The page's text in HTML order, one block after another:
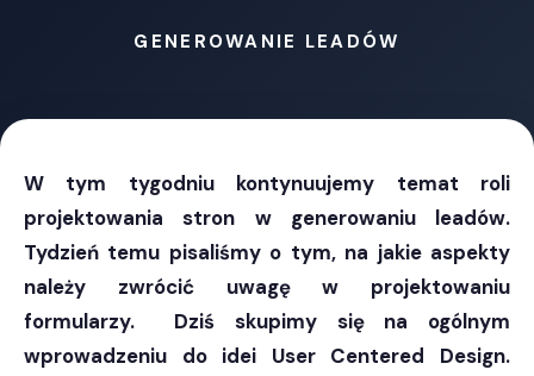
GENEROWANIE LEADÓW
W tym tygodniu kontynuujemy temat roli
projektowania stron w generowaniu leadów.
Tydzień temu pisaliśmy o tym, na jakie aspekty
należy zwrócić uwagę w projektowaniu
formularzy. Dziś skupimy się na ogólnym
wprowadzeniu do idei User Centered Design.